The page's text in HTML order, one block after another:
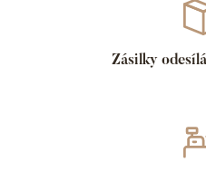
Zásilky